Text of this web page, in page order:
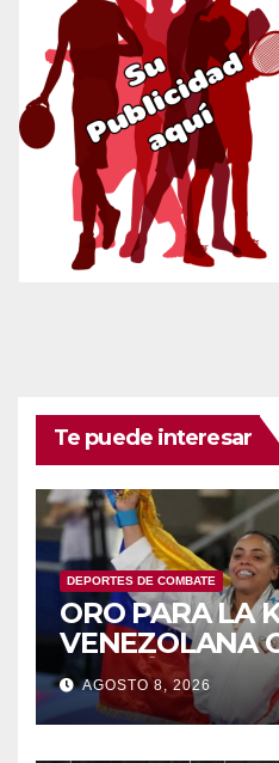
Te puede interesar
DEPORTES DE COMBATE
ORO PARA LA
VENEZOLANA
RODRÍGUEZ
AGOSTO 8, 2026